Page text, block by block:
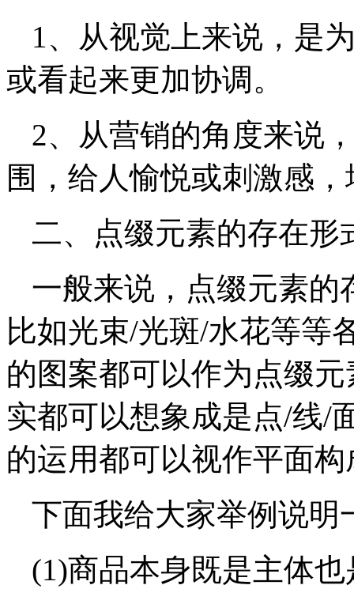
1、从视觉上来说，是
或看起来更加协调。
2、从营销的角度来说
围，给人愉悦或刺激感
二、点缀元素的存在形
一般来说，点缀元素的
比如光束/光斑/水花等等
的图案都可以作为点缀
实都可以想象成是点/线/
的运用都可以视作平面
下面我给大家举例说明
(1)商品本身既是主体